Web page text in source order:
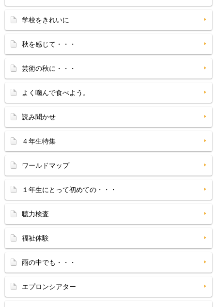
学校をきれいに
秋を感じて・・・
芸術の秋に・・・
よく噛んで食べよう。
読み聞かせ
４年生特集
ワールドマップ
１年生にとって初めての・・・
聴力検査
福祉体験
雨の中でも・・・
エプロンシアター